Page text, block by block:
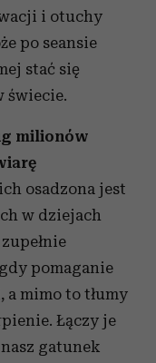
i otuchy
po seansie
stać się
świecie.
milionów
osadzona jest
w dziejach
pomaganie
mimo to tłumy
Łączy je
gatunek